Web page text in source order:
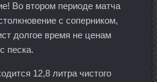
Во втором периоде матча
с соперником,
долгое время не ценам
песка.
12,8 литра чистого